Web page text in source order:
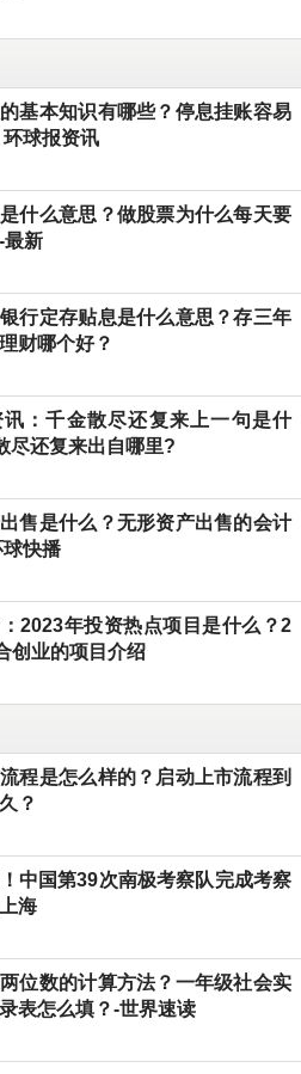
基本知识有哪些？停息挂账容易
球报资讯
什么意思？做股票为什么每天要
最新
行定存贴息是什么意思？存三年
财哪个好？
讯：千金散尽还复来上一句是什
尽还复来出自哪里?
售是什么？无形资产出售的会计
快播
2023年投资热点项目是什么？2
创业的项目介绍
程是怎么样的？启动上市流程到
？
中国第39次南极考察队完成考察
海
位数的计算方法？一年级社会实
表怎么填？-世界速读